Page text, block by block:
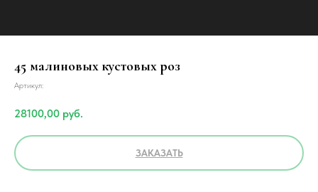
45 малиновых кустовых роз
Артикул:
28100,00 руб.
ЗАКАЗАТЬ